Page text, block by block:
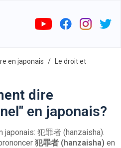
en japonais
Le droit et
dire
en japonais?
japonais: 犯罪者 (hanzaisha).
犯罪者 (hanzaisha) en